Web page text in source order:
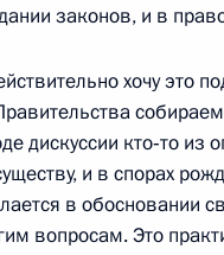
с
декабря 2018 года, 15:40
законов, и в
хочу это
дискуссии кто‑то
и в спорах
в обосновании
вопросам. Это